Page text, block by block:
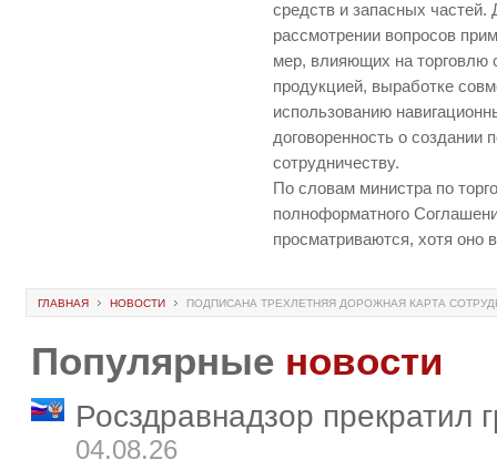
средств и запасных частей.
рассмотрении вопросов
мер, влияющих на торговлю
продукцией, выработке
использованию
договоренность о создании
сотрудничеству.
По словам министра по
полноформатного
просматриваются, хотя оно
ГЛАВНАЯ НОВОСТИ ПОДПИСАНА ТРЕХЛЕТНЯЯ ДОРОЖНАЯ КАРТА
Популярные новости
Росздравнадзор прекратил
04.08.26